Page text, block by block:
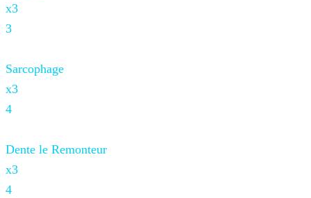
x3
3
Sarcophage
x3
4
Dente le Remonteur
x3
4